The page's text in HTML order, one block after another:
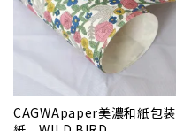
CAGWApaper美濃和紙包装